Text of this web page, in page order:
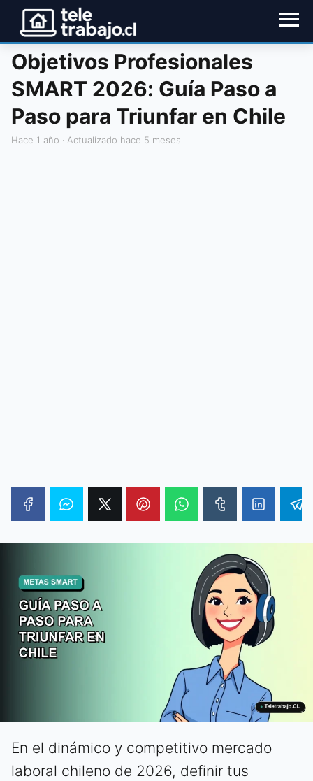
Objetivos Profesionales
SMART 2026: Guía Paso a
Paso para Triunfar en Chile
hace 1 año · Actualizado hace 5 meses
En el dinámico y competitivo mercado
laboral chileno de 2026, definir tus